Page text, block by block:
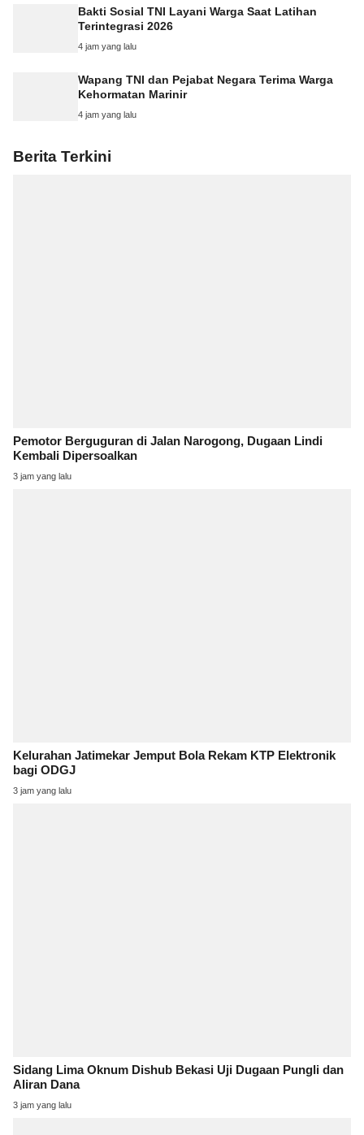
Bakti Sosial TNI Layani Warga Saat Latihan
Terintegrasi 2026
4 jam yang lalu
Wapang TNI dan Pejabat Negara Terima Warga
Kehormatan Marinir
4 jam yang lalu
Berita Terkini
Pemotor Berguguran di Jalan Narogong, Dugaan Lindi
Kembali Dipersoalkan
3 jam yang lalu
Kelurahan Jatimekar Jemput Bola Rekam KTP Elektronik
bagi ODGJ
3 jam yang lalu
Sidang Lima Oknum Dishub Bekasi Uji Dugaan Pungli dan
Aliran Dana
3 jam yang lalu